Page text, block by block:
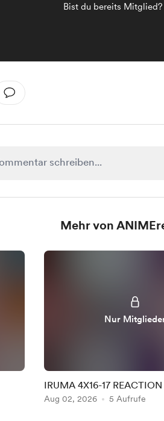
Bist du bereits Mitglied?
Mehr von
Nur
IRUMA 4X16-17
Aug 02, 2026 5 Aufrufe